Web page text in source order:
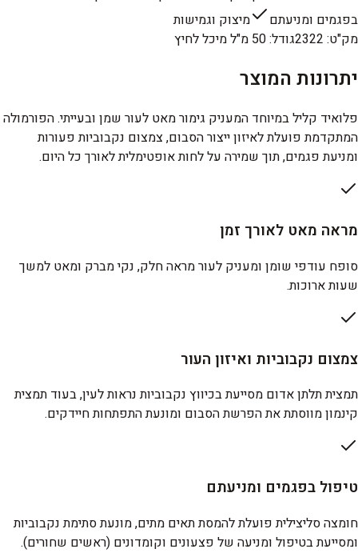
בפגמים ומניעתם
מיצוק וגמישות
מק"ט:
2322גודל:50 מ"ל מיכל לחיץ
יתרונות המוצר
פלואיד קליל במיוחד המעניק גימור מאט לעור שמן ובעייתי. הפורמולה
המתקדמת פועלת לאיזון ייצור הסבום, צמצום נקבוביות פעורות
ומניעת פגמים, תוך שמירה על לחות אופטימלית לאורך כל היום.
מראה מאט לאורך זמן
סופח עודפי שומן ומעניק לעור מראה חלק, נקי מברק ומאט למשך
שעות ארוכות.
צמצום נקבוביות ואיזון העור
תמצית תלתן אדום מסייעת בכיווץ נקבוביות נראות לעין, בעוד תמצית
קינמון מווסתת את הפרשת הסבום ומונעת התפתחות חיידקים.
טיפול בפגמים ומניעתם
חומצה סליצילית פועלת להמסת תאים מתים, מונעת סתימת נקבוביות
ומסייעת בטיפול ומניעה של פצעונים וקומדונים (ראשים שחורים).